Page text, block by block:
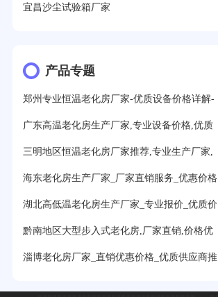
宜昌沙尘试验箱厂家
产品专题
郑州专业恒温老化房厂家-优质设备价格详解-
广东高温老化房生产厂家,专业设备价格,优质
三明地区恒温老化房厂家推荐,专业生产厂家,
海东老化房生产厂家_厂家直销服务_优惠价格
湖北高低温老化房生产厂家_专业报价_优质价
黔南地区大型步入式老化房,厂家直销,价格优
淄博老化房厂家_直销优惠价格_优质供应商推